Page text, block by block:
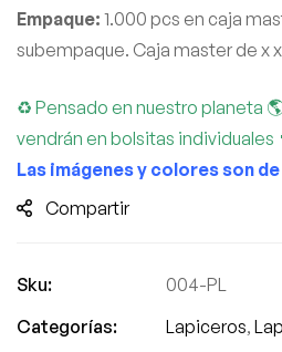
Empaque: 1.000 pcs en caja
subempaque. Caja master de x
♻ Pensado en nuestro planeta
vendrán en bolsitas individuales
Las imágenes y colores son
Compartir
Sku:
004-PL
Categorías:
Lapiceros,